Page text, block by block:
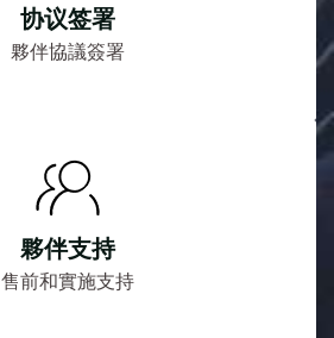
协议签署
夥伴協議簽署
夥伴支持
售前和實施支持